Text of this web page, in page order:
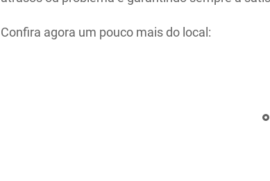
Confira agora um pouco mais do local: